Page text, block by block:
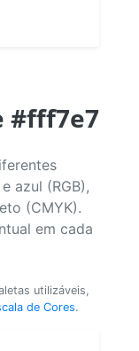
#fff7e7
azul (RGB),
(CMYK).
em cada
utilizáveis,
de Cores.